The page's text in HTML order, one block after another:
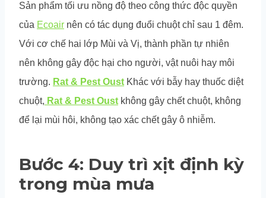
Sản phẩm tối ưu nồng độ theo công thức độc quyền
của Ecoair nên có tác dụng đuổi chuột chỉ sau 1 đêm.
Với cơ chế hai lớp Mùi và Vị, thành phần tự nhiên
nên không gây độc hại cho người, vật nuôi hay môi
trường. Rat & Pest Oust Khác với bẫy hay thuốc diệt
chuột, Rat & Pest Oust không gây chết chuột, không
để lại mùi hôi, không tạo xác chết gây ô nhiễm.
Bước 4: Duy trì xịt định kỳ
trong mùa mưa